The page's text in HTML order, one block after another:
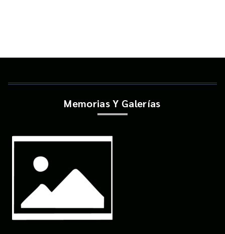
Memorias Y Galerías